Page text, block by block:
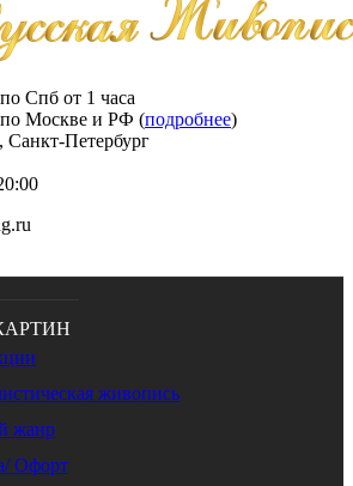
Спб от 1 часа
по Москве и РФ (подробнее)
Санкт-Петербург
живопись
жанр
Офорт